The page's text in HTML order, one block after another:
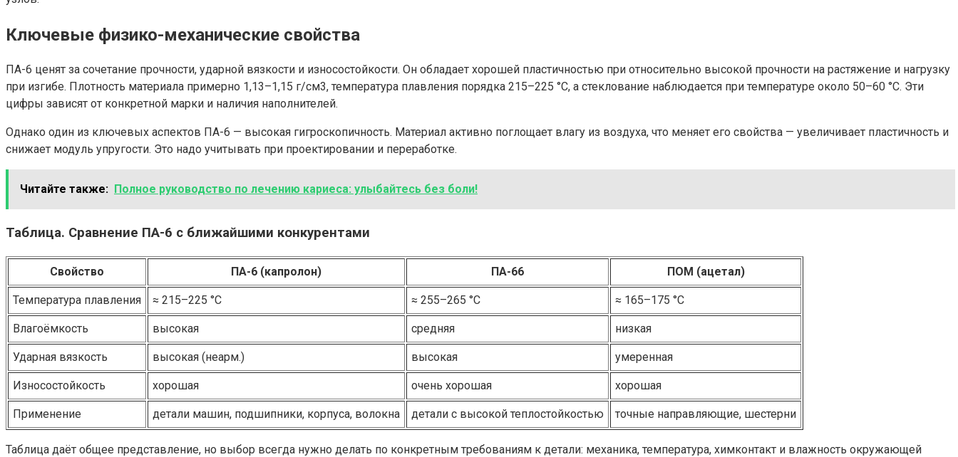
Ключевые физико-механические свойства
ПА-6 ценят за сочетание прочности, ударной вязкости и износостойкости. Он обладает хорошей пластичностью при относительно высокой прочности на растяжение и нагрузку
при изгибе. Плотность материала примерно 1,13–1,15 г/см3, температура плавления порядка 215–225 °C, а стеклование наблюдается при температуре около 50–60 °C. Эти
цифры зависят от конкретной марки и наличия наполнителей.
Однако один из ключевых аспектов ПА-6 — высокая гигроскопичность. Материал активно поглощает влагу из воздуха, что меняет его свойства — увеличивает пластичность и
снижает модуль упругости. Это надо учитывать при проектировании и переработке.
Читайте также: Полное руководство по лечению кариеса: улыбайтесь без боли!
Таблица. Сравнение ПА-6 с ближайшими конкурентами
Свойство ПА-6 (капролон) ПА-66 ПОМ (ацетал)
Температура плавления ≈ 215–225 °C ≈ 255–265 °C ≈ 165–175 °C
Влагоёмкость высокая средняя низкая
Ударная вязкость высокая (неарм.) высокая умеренная
Износостойкость хорошая очень хорошая хорошая
Применение детали машин, подшипники, корпуса, волокна детали с высокой теплостойкостью точные направляющие, шестерни
Таблица даёт общее представление, но выбор всегда нужно делать по конкретным требованиям к детали: механика, температура, химконтакт и влажность окружающей